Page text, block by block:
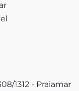
1312 - Praiamar